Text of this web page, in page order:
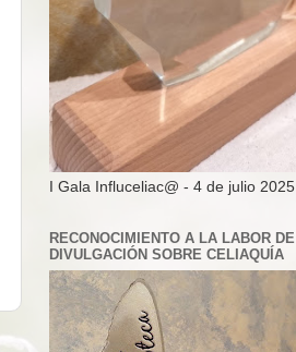
I Gala Influceliac@ - 4 de julio 2025
RECONOCIMIENTO A LA LABOR DE
DIVULGACIÓN SOBRE CELIAQUÍA